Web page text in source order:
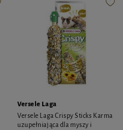
Versele Laga
Versele Laga Crispy Sticks Karma
uzupełniająca dla myszy i